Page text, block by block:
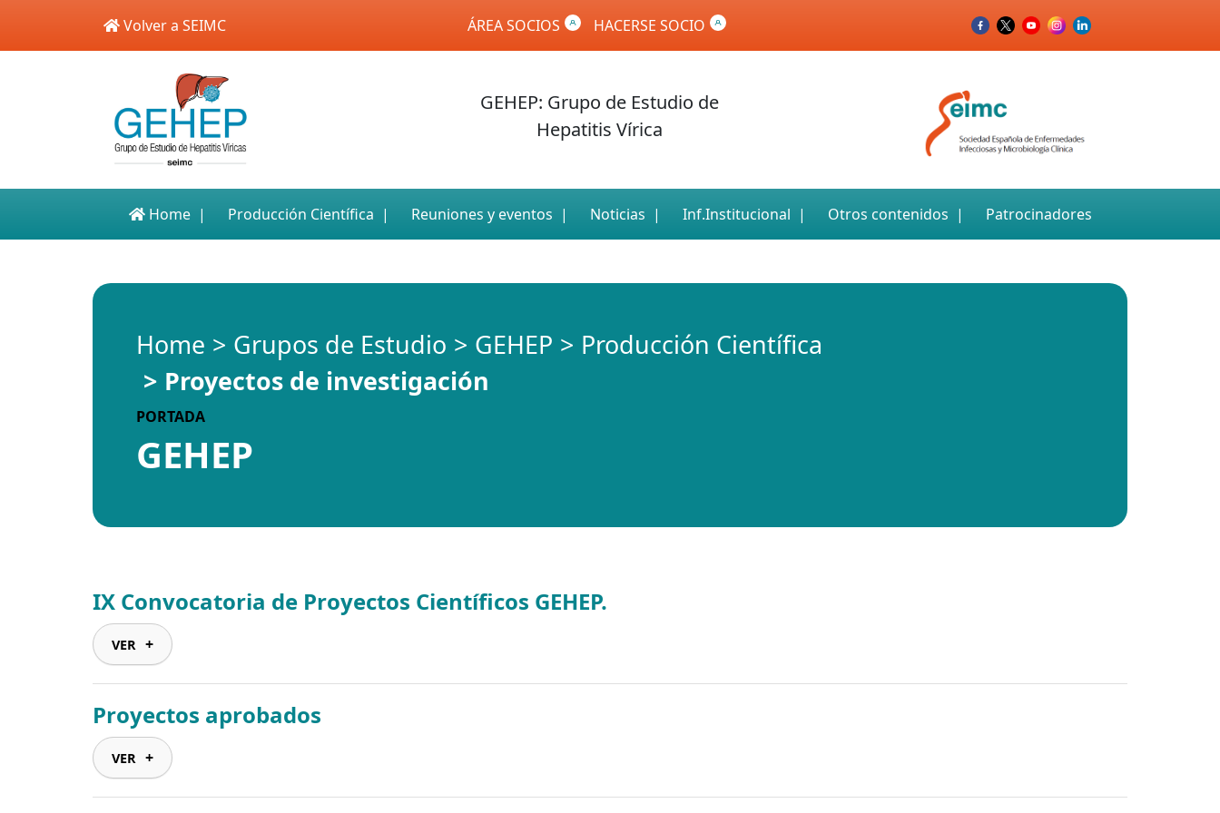
Volver a SEIMC ÁREA SOCIOS HACERSE SOCIO
GEHEP: Grupo de Estudio de
Hepatitis Vírica
Home Producción Científica Reuniones y eventos Noticias Inf.Institucional Otros contenidos Patrocinadores
Home Grupos de Estudio GEHEP
Producción Científica
Proyectos de investigación
PORTADA
GEHEP
IX Convocatoria de Proyectos Científicos GEHEP.
VER
Proyectos aprobados
VER